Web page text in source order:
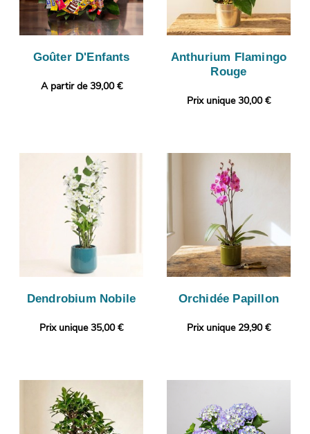
Goûter D'Enfants
A partir de 39,00 €
Anthurium Flamingo
Rouge
Prix unique 30,00 €
Dendrobium Nobile
Prix unique 35,00 €
Orchidée Papillon
Prix unique 29,90 €